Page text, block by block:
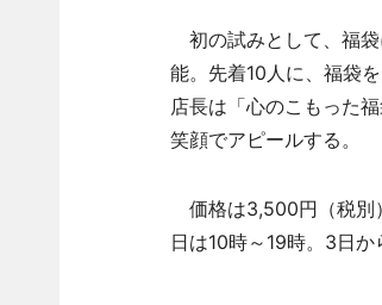
初の試みとして、福
能。先着10人に、福袋
店長は「心のこもった
笑顔でアピールする。
価格は3,500円（税別
日は10時～19時。3日か